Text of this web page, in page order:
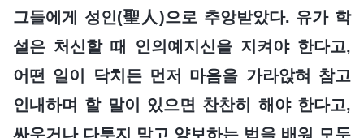
그들에게 성인(聖人)으로 추앙받았다. 유가 학
설은 처신할 때 인의예지신을 지켜야 한다고,
어떤 일이 닥치든 먼저 마음을 가라앉혀 참고
인내하며 할 말이 있으면 찬찬히 해야 한다고,
싸우거나 다투지 말고 양보하는 법을 배워 모두